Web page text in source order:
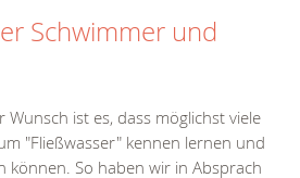
Schwimmer und
Wunsch ist es, dass möglichst viele
"Fließwasser" kennen lernen und
können. So haben wir in Absprach